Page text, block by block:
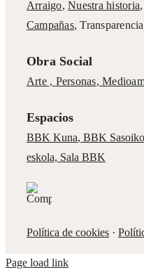
Arraigo,Nuestra historia,
Campañas, Transparencia
Obra Social
Arte , Personas,
Espacios
BBK Kuna, BBK
eskola, Sala BBK
Política de cookies·
Page load link